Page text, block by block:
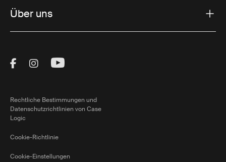
Über uns
Visit Thule on Facebook (external link)
Visit Thule on Instagram (external link)
Visit Thule on Youtube (external
Rechtliche Bestimmungen und
Datenschutzrichtlinien von Case
Logic
Cookie-Richtlinie
Cookie-Einstellungen